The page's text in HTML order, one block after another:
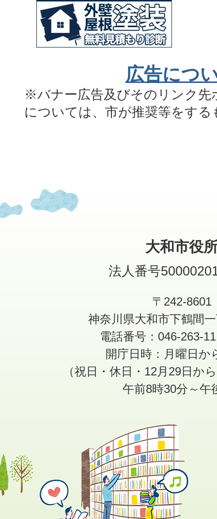
広告につ
※バナー広告及びそのリンク先
については、市が推奨等をす
大和市役
法人番号
〒242-8601
神奈川県大和市下鶴間
電話番号：046-263-
開庁日時：月曜日か
（祝日・休日・12月29日か
午前8時30分～午